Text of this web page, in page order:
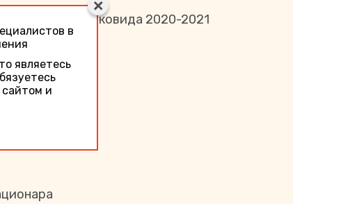
эпидсезона ковида 2020-2021
в
являетесь
и